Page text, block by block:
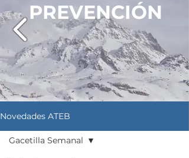
PREVENCIÓN
Novedades ATEB
Gacetilla Semanal